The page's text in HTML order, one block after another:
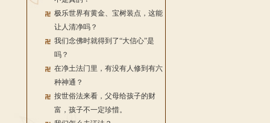
极乐世界有黄金、宝树装点，这能
让人清净吗？
我们念佛时就得到了“大信心”是
吗？
在净土法门里，有没有人修到有六
种神通？
按世俗法来看，父母给孩子的财
富，孩子不一定珍惜。